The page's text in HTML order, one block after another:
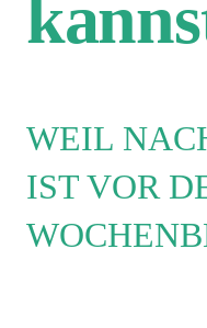
WEIL
IST VOR